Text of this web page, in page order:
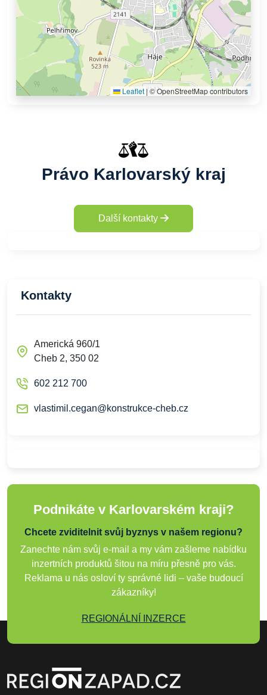
Leaflet |© OpenStreetMap contributors
Právo Karlovarský kraj
Další kontakty
Kontakty
Americká 960/1
Cheb 2, 350 02
602 212 700
vlastimil.cegan@konstrukce-cheb.cz
Podnikáte v Karlovarském kraji?
Chcete zviditelnit svůj byznys v našem regionu?
Zanechte nám svůj e-mail a my vám zašleme nabídku
inzertních produktů šitou na míru přesně pro vás.
Reklama u nás osloví ty správné lidi – vaše budoucí
zákazníky!
REGIONÁLNÍ INZERCE